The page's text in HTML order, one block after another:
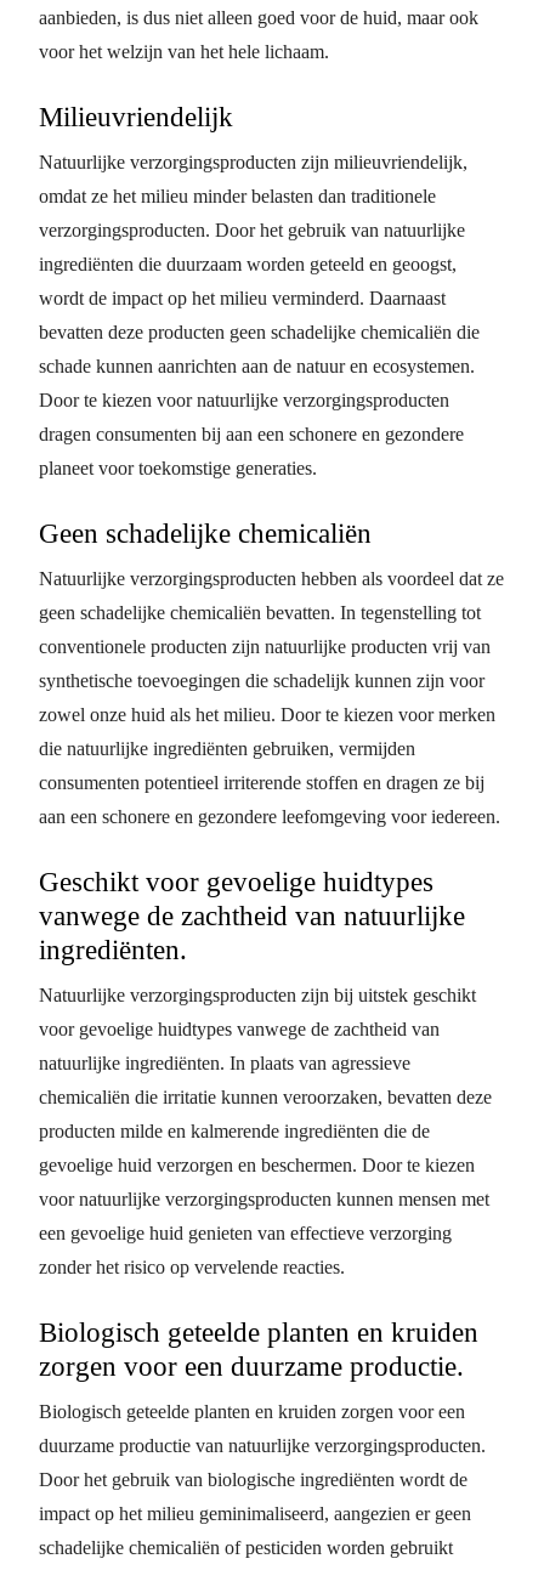
aanbieden, is dus niet alleen goed voor de huid, maar ook
voor het welzijn van het hele lichaam.
Milieuvriendelijk
Natuurlijke verzorgingsproducten zijn milieuvriendelijk,
omdat ze het milieu minder belasten dan traditionele
verzorgingsproducten. Door het gebruik van natuurlijke
ingrediënten die duurzaam worden geteeld en geoogst,
wordt de impact op het milieu verminderd. Daarnaast
bevatten deze producten geen schadelijke chemicaliën die
schade kunnen aanrichten aan de natuur en ecosystemen.
Door te kiezen voor natuurlijke verzorgingsproducten
dragen consumenten bij aan een schonere en gezondere
planeet voor toekomstige generaties.
Geen schadelijke chemicaliën
Natuurlijke verzorgingsproducten hebben als voordeel dat ze
geen schadelijke chemicaliën bevatten. In tegenstelling tot
conventionele producten zijn natuurlijke producten vrij van
synthetische toevoegingen die schadelijk kunnen zijn voor
zowel onze huid als het milieu. Door te kiezen voor merken
die natuurlijke ingrediënten gebruiken, vermijden
consumenten potentieel irriterende stoffen en dragen ze bij
aan een schonere en gezondere leefomgeving voor iedereen.
Geschikt voor gevoelige huidtypes
vanwege de zachtheid van natuurlijke
ingrediënten.
Natuurlijke verzorgingsproducten zijn bij uitstek geschikt
voor gevoelige huidtypes vanwege de zachtheid van
natuurlijke ingrediënten. In plaats van agressieve
chemicaliën die irritatie kunnen veroorzaken, bevatten deze
producten milde en kalmerende ingrediënten die de
gevoelige huid verzorgen en beschermen. Door te kiezen
voor natuurlijke verzorgingsproducten kunnen mensen met
een gevoelige huid genieten van effectieve verzorging
zonder het risico op vervelende reacties.
Biologisch geteelde planten en kruiden
zorgen voor een duurzame productie.
Biologisch geteelde planten en kruiden zorgen voor een
duurzame productie van natuurlijke verzorgingsproducten.
Door het gebruik van biologische ingrediënten wordt de
impact op het milieu geminimaliseerd, aangezien er geen
schadelijke chemicaliën of pesticiden worden gebruikt